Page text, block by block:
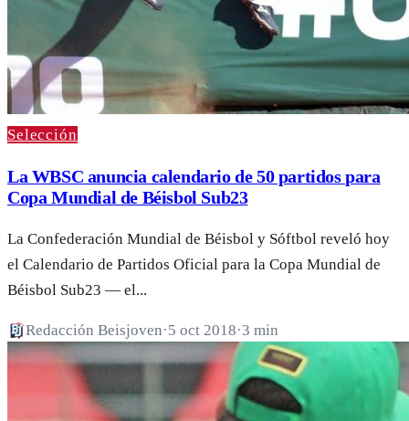
Selección
La WBSC anuncia calendario de 50 partidos para
Copa Mundial de Béisbol Sub23
La Confederación Mundial de Béisbol y Sóftbol reveló hoy
el Calendario de Partidos Oficial para la Copa Mundial de
Béisbol Sub23 — el...
Redacción Beisjoven·5 oct 2018·3 min